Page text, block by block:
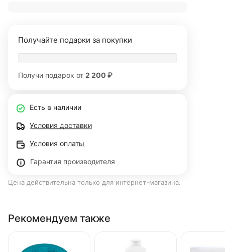
Получайте подарки за покупки
Получи подарок от 2 200 ₽
Есть в наличии
Условия доставки
Условия оплаты
Гарантия производителя
Цена действительна только для интернет-магазина.
Рекомендуем также